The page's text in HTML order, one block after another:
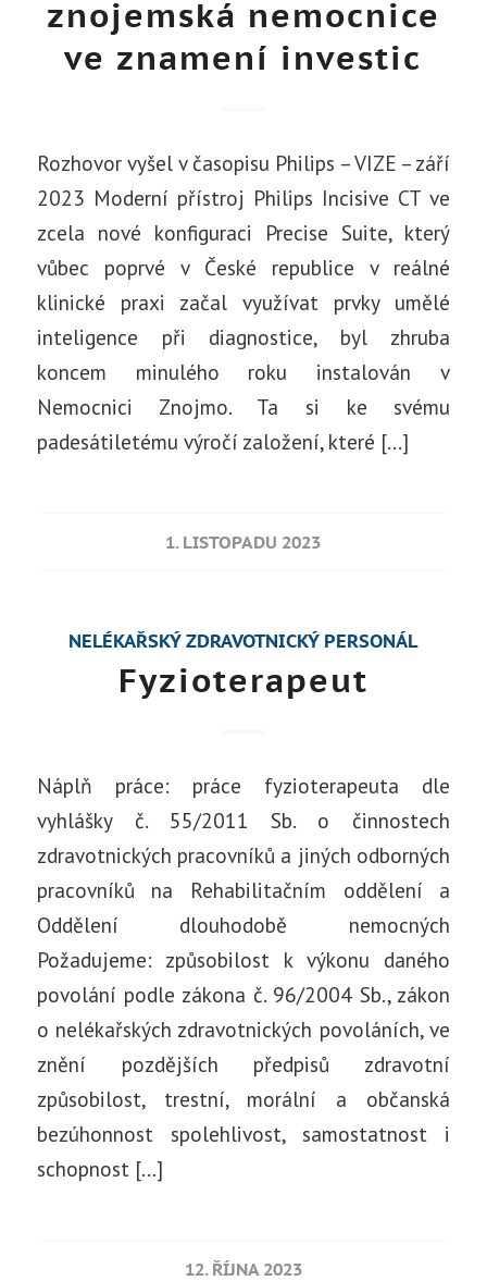
znojemská nemocnice
ve znamení investic
Rozhovor vyšel v časopisu Philips – VIZE – září
2023 Moderní přístroj Philips Incisive CT ve
zcela nové konfiguraci Precise Suite, který
vůbec poprvé v České republice v reálné
klinické praxi začal využívat prvky umělé
inteligence při diagnostice, byl zhruba
koncem minulého roku instalován v
Nemocnici Znojmo. Ta si ke svému
padesátiletému výročí založení, které […]
1. LISTOPADU 2023
NELÉKAŘSKÝ ZDRAVOTNICKÝ PERSONÁL
Fyzioterapeut
Náplň práce: práce fyzioterapeuta dle
vyhlášky č. 55/2011 Sb. o činnostech
zdravotnických pracovníků a jiných odborných
pracovníků na Rehabilitačním oddělení a
Oddělení dlouhodobě nemocných
Požadujeme: způsobilost k výkonu daného
povolání podle zákona č. 96/2004 Sb., zákon
o nelékařských zdravotnických povoláních, ve
znění pozdějších předpisů zdravotní
způsobilost, trestní, morální a občanská
bezúhonnost spolehlivost, samostatnost i
schopnost […]
12. ŘÍJNA 2023